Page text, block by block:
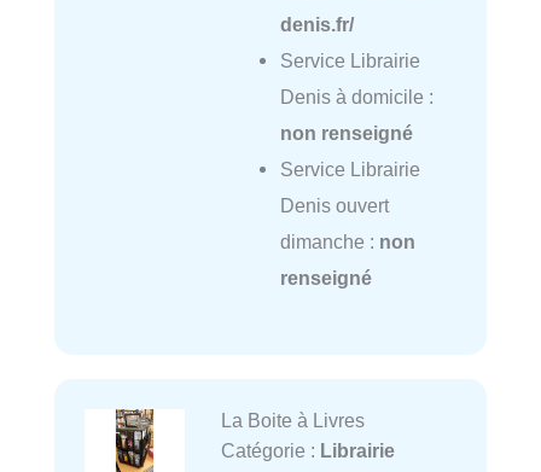
denis.fr/
Service Librairie
Denis à domicile :
non renseigné
Service Librairie
Denis ouvert
dimanche : non
renseigné
La Boite à Livres
Catégorie : Librairie